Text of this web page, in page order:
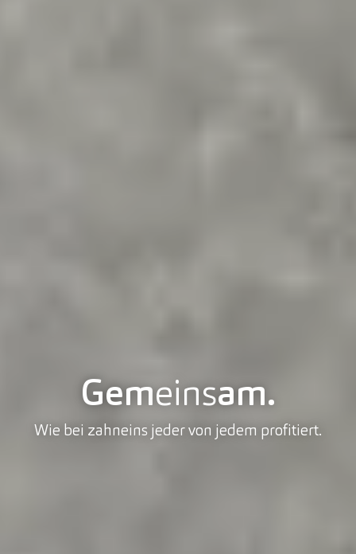
Gemeinsam.
Wie bei zahneins jeder von jedem profitiert.